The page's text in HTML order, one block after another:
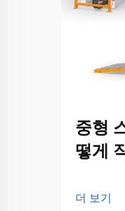
중형
떻게
더 보기